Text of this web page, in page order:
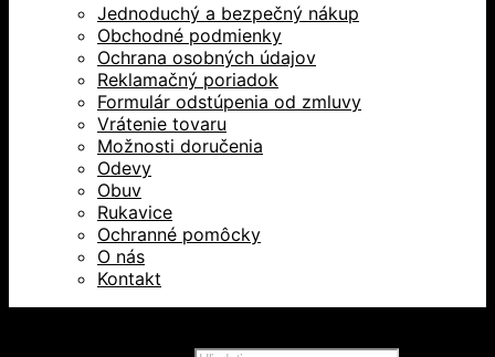
Jednoduchý a bezpečný nákup
Obchodné podmienky
Ochrana osobných údajov
Reklamačný poriadok
Formulár odstúpenia od zmluvy
Vrátenie tovaru
Možnosti doručenia
Odevy
Obuv
Rukavice
Ochranné pomôcky
O nás
Kontakt